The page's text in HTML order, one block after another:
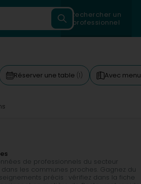
Rechercher un
professionnel
Réserver une table (1) Avec menu
de professionnels du secteur
les communes proches. Gagnez du
précis : vérifiez dans la fiche